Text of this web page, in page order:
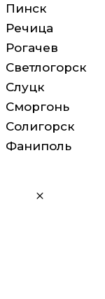
Пинск
Речица
Рогачев
Светлогорск
Слуцк
Сморгонь
Солигорск
Фаниполь